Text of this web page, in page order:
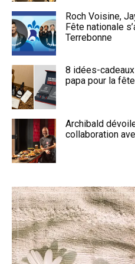
Roch Voisine,
Fête nationale
Terrebonne
8 idées-
papa pour la
Archibald
collaboration